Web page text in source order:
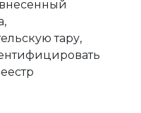
тару,